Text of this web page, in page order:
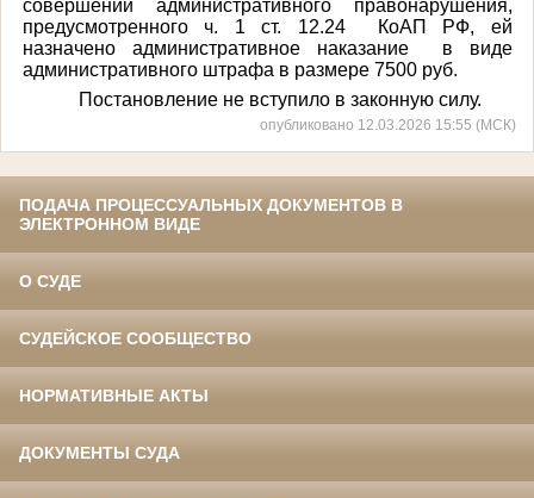
совершении административного правонарушения,
предусмотренного ч. 1 ст. 12.24 КоАП РФ, ей
назначено административное наказание в виде
административного штрафа в размере 7500 руб.
Постановление не вступило в законную силу.
опубликовано 12.03.2026 15:55 (МСК)
ПОДАЧА ПРОЦЕССУАЛЬНЫХ ДОКУМЕНТОВ В
ЭЛЕКТРОННОМ ВИДЕ
О СУДЕ
СУДЕЙСКОЕ СООБЩЕСТВО
НОРМАТИВНЫЕ АКТЫ
ДОКУМЕНТЫ СУДА